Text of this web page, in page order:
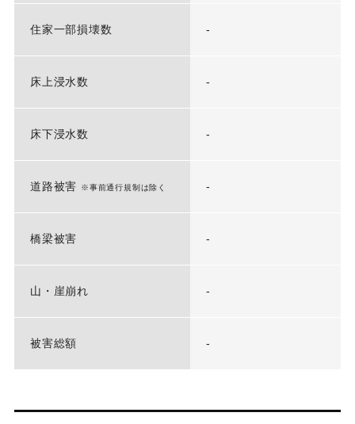
住家一部損壊数 -
床上浸水数 -
床下浸水数 -
道路被害 ※事前通行規制は除く -
橋梁被害 -
山・崖崩れ -
被害総額 -